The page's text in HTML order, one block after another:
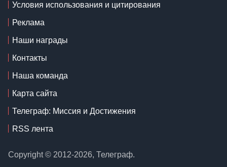
Условия использования и цитирования
Реклама
Наши награды
Контакты
Наша команда
Карта сайта
Телеграф: Миссия и Достижения
RSS лента
Copyright © 2012-2026, Телеграф.